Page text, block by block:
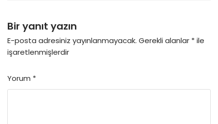
Bir yanıt yazın
E-posta adresiniz yayınlanmayacak. Gerekli alanlar *ile
işaretlenmişlerdir
Yorum *